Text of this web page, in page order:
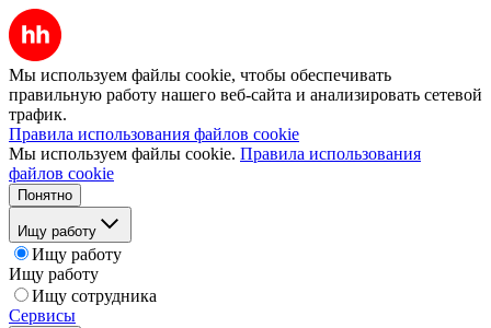
Мы используем файлы cookie, чтобы обеспечивать
правильную работу нашего веб-сайта и анализировать сетевой
трафик.
Правила использования файлов cookie
Мы используем файлы cookie. Правила использования
файлов cookie
Понятно
Ищу работу
Ищу работу
Ищу работу
Ищу сотрудника
Сервисы